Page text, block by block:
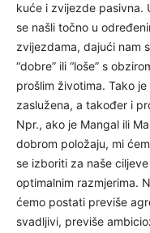
kuće i zvijezde pasivna.
se našli točno u
zvijezdama, dajući nam
“dobre” ili “loše” s
prošlim životima. Tako
zaslužena, a također i
Npr., ako je Mangal ili
dobrom položaju, mi
se izboriti za naše
optimalnim razmjerima.
ćemo postati previše
svadljivi, previše